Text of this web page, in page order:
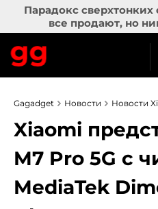
Парадокс
все продают, но
Gagadget Новости Новости
Xiaomi
M7 Pro 5G с
MediaTek